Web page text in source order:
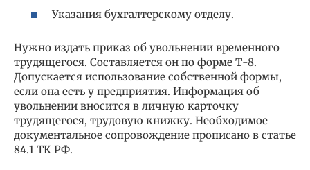
Указания бухгалтерскому отделу.
Нужно издать приказ об увольнении временного
трудящегося. Составляется он по форме Т-8.
Допускается использование собственной формы,
если она есть у предприятия. Информация об
увольнении вносится в личную карточку
трудящегося, трудовую книжку. Необходимое
документальное сопровождение прописано в статье
84.1 ТК РФ.